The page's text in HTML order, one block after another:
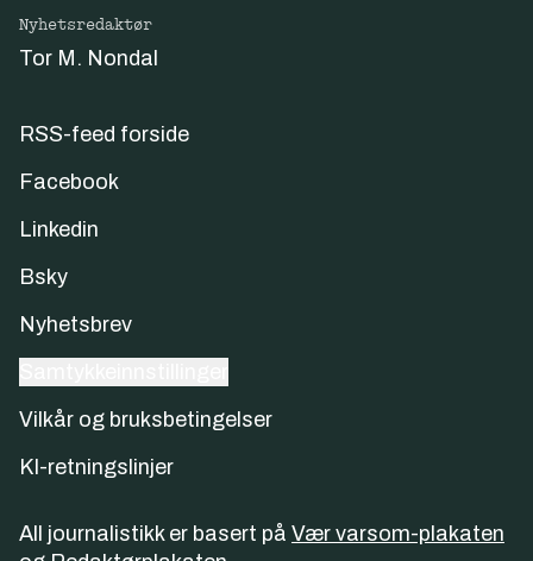
Nyhetsredaktør
Tor M. Nondal
RSS-feed forside
Facebook
Linkedin
Bsky
Nyhetsbrev
Vilkår og bruksbetingelser
KI-retningslinjer
All journalistikk er basert på Vær varsom-plakaten